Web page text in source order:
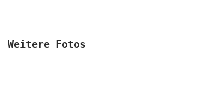
Weitere Fotos